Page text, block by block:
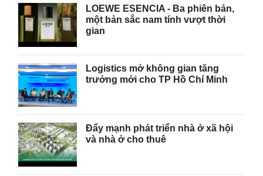
LOEWE ESENCIA - Ba phiên bản,
một bản sắc nam tính vượt thời
gian
Logistics mở không gian tăng
trưởng mới cho TP Hồ Chí Minh
Đẩy mạnh phát triển nhà ở xã hội
và nhà ở cho thuê